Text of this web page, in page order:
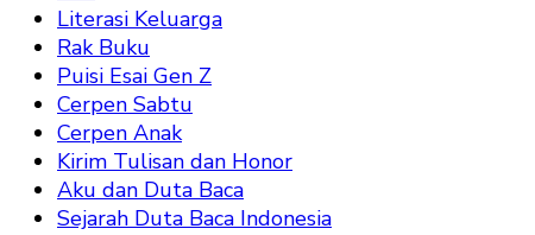
Literasi Keluarga
Rak Buku
Puisi Esai Gen Z
Cerpen Sabtu
Cerpen Anak
Kirim Tulisan dan Honor
Aku dan Duta Baca
Sejarah Duta Baca Indonesia